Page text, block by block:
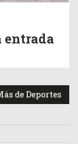
entrada
de Deportes